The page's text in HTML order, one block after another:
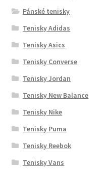
Pánské tenisky
Tenisky Adidas
Tenisky Asics
Tenisky Converse
Tenisky Jordan
Tenisky New Balance
Tenisky Nike
Tenisky Puma
Tenisky Reebok
Tenisky Vans